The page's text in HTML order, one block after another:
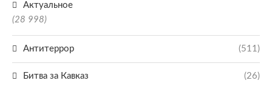
Актуальное
(28 998)
Антитеррор (511)
Битва за Кавказ (26)